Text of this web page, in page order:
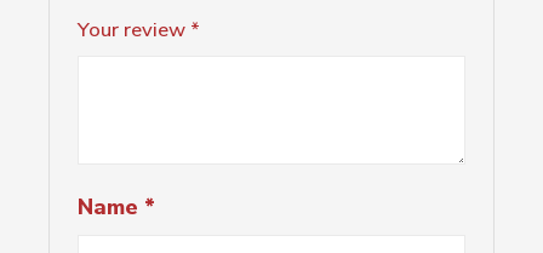
Your review *
Name *